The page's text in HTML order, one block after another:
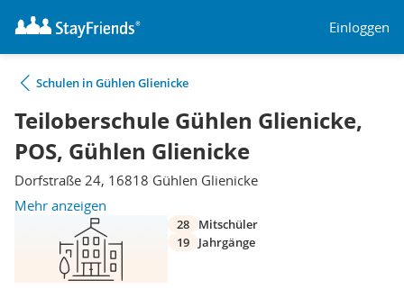
Einloggen
Schulen in Gühlen Glienicke
Teiloberschule Gühlen Glienicke,
POS, Gühlen Glienicke
Dorfstraße 24, 16818 Gühlen Glienicke
Mehr anzeigen
28
Mitschüler
19
Jahrgänge